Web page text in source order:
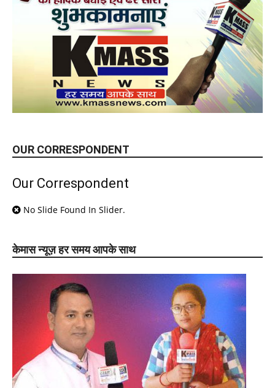
OUR CORRESPONDENT
Our Correspondent
No Slide Found In Slider.
केमास न्यूज़ हर समय आपके साथ